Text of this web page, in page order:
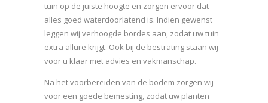
tuin op de juiste hoogte en zorgen ervoor dat
alles goed waterdoorlatend is. Indien gewenst
leggen wij verhoogde bordes aan, zodat uw tuin
extra allure krijgt. Ook bij de bestrating staan wij
voor u klaar met advies en vakmanschap.
Na het voorbereiden van de bodem zorgen wij
voor een goede bemesting, zodat uw planten